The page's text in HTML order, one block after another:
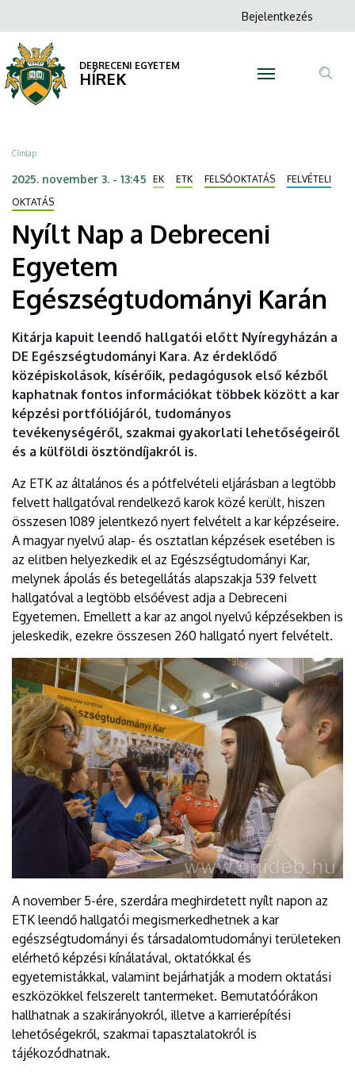
Nap
a
Debreceni
Egyetem
Egészségtudományi
Karán
DEBRECENI
EGYETEM
a
tartalomra
Anonim
menüje
Bejelentkezés
DEBRECENI EGYETEM
HÍREK
Morzsa
Címlap
2025. november 3. - 13:45 EK ETK FELSŐOKTATÁS
FELVÉTELI
OKTATÁS
Nyílt Nap a Debreceni
Egyetem
Egészségtudományi Karán
Kitárja kapuit leendő hallgatói előtt Nyíregyházán a
DE Egészségtudományi Kara. Az érdeklődő
középiskolások, kísérőik, pedagógusok első kézből
kaphatnak fontos információkat többek között a kar
képzési portfóliójáról, tudományos
tevékenységéről, szakmai gyakorlati lehetőségeiről
és a külföldi ösztöndíjakról is.
Az ETK az általános és a pótfelvételi eljárásban a legtöbb
felvett hallgatóval rendelkező karok közé került, hiszen
összesen 1089 jelentkező nyert felvételt a kar képzéseire.
A magyar nyelvű alap- és osztatlan képzések esetében is
az elitben helyezkedik el az Egészségtudományi Kar,
melynek ápolás és betegellátás alapszakja 539 felvett
hallgatóval a legtöbb elsőévest adja a Debreceni
Egyetemen. Emellett a kar az angol nyelvű képzésekben is
jeleskedik, ezekre összesen 260 hallgató nyert felvételt.
A november 5-ére, szerdára meghirdetett nyílt napon az
ETK leendő hallgatói megismerkedhetnek a kar
egészségtudományi és társadalomtudományi területeken
elérhető képzési kínálatával, oktatókkal és
egyetemistákkal, valamint bejárhatják a modern oktatási
eszközökkel felszerelt tantermeket. Bemutatóórákon
hallhatnak a szakirányokról, illetve a karrierépítési
lehetőségekről, szakmai tapasztalatokról is
tájékozódhatnak.